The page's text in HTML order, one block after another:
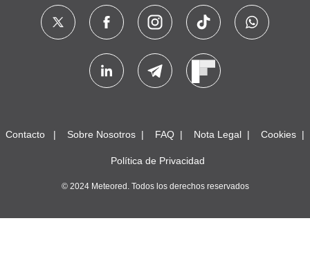
Contacto Sobre Nosotros FAQ Nota Legal Cookies
Política de Privacidad
© 2024 Meteored. Todos los derechos reservados